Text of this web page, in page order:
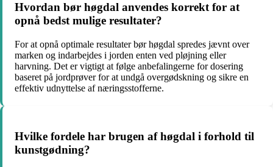
Hvordan bør høgdal anvendes korrekt for at
opnå bedst mulige resultater?
For at opnå optimale resultater bør høgdal spredes jævnt over
marken og indarbejdes i jorden enten ved pløjning eller
harvning. Det er vigtigt at følge anbefalingerne for dosering
baseret på jordprøver for at undgå overgødskning og sikre en
effektiv udnyttelse af næringsstofferne.
Hvilke fordele har brugen af høgdal i forhold til
kunstgødning?